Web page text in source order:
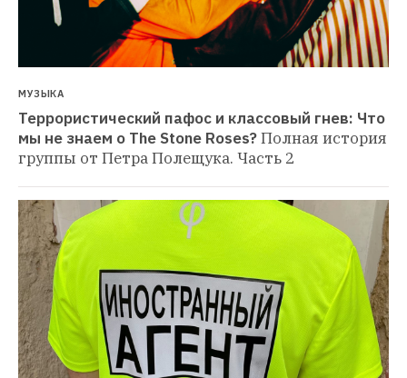
МУЗЫКА
Террористический пафос и классовый гнев: Что
мы не знаем о The Stone Roses?Полная история
группы от Петра Полещука. Часть 2